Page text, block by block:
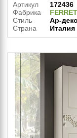
Артикул
172436
Фабрика
Стиль
Ар-
Страна
Италия